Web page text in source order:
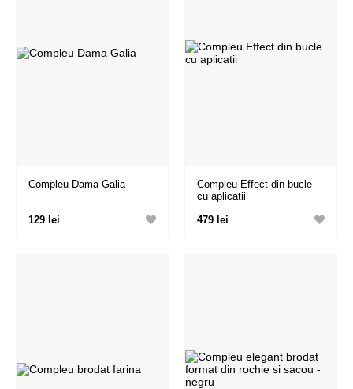
Compleu Dama Galia
129 lei
Compleu Effect din bucle
cu aplicatii
479 lei